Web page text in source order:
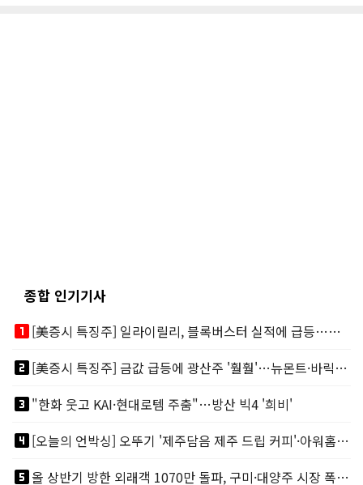
종합 인기기사
looks_one
[美증시 특징주] 일라이릴리, 블록버스터 실적에 급등…마운자로 매출 폭발
looks_two
[美증시 특징주] 금값 급등에 광산주 '훨훨'…뉴몬트·바릭마이닝 주도
looks_3"한화 웃고 KAI·현대로템 주춤"…방산 빅4 '희비'
looks_4
[오늘의 언박싱] 오뚜기 '제주담음 제주 드립 커피'·아워홈 ‘갓석박지’ 外
looks_5
올 상반기 방한 외래객 1070만 돌파, 구미·대양주 시장 폭발적 성장